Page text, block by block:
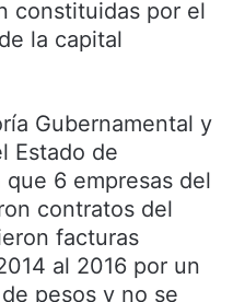
constituidas por el
la capital
Gubernamental y
Estado de
6 empresas del
contratos del
facturas
al 2016 por un
pesos y no se